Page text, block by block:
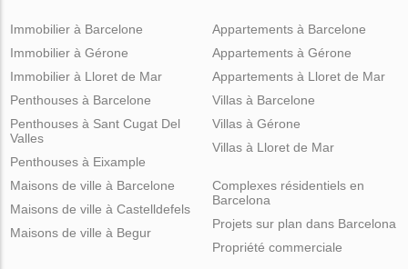
Immobilier à Barcelone
Immobilier à Gérone
Immobilier à Lloret de Mar
Appartements à Barcelone
Appartements à Gérone
Appartements à Lloret de Mar
Penthouses à Barcelone
Penthouses à Sant Cugat Del
Valles
Penthouses à Eixample
Villas à Barcelone
Villas à Gérone
Villas à Lloret de Mar
Maisons de ville à Barcelone
Maisons de ville à Castelldefels
Maisons de ville à Begur
Complexes résidentiels en
Barcelona
Projets sur plan dans Barcelona
Propriété commerciale